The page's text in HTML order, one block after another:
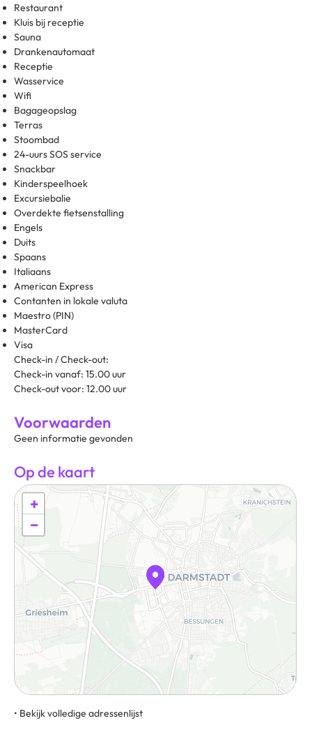
Restaurant
Kluis bij receptie
Sauna
Drankenautomaat
Receptie
Wasservice
Wifi
Bagageopslag
Terras
Stoombad
24-uurs SOS service
Snackbar
Kinderspeelhoek
Excursiebalie
Overdekte fietsenstalling
Engels
Duits
Spaans
Italiaans
American Express
Contanten in lokale valuta
Maestro (PIN)
MasterCard
Visa
Check-in / Check-out:
Check-in vanaf: 15.00 uur
Check-out voor: 12.00 uur
Voorwaarden
Geen informatie gevonden
Op de kaart
+
−
• Bekijk volledige adressenlijst